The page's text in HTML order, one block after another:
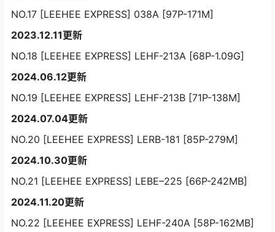
NO.17 [LEEHEE EXPRESS] 038A [97P-171M]
2023.12.11更新
NO.18 [LEEHEE EXPRESS] LEHF-213A [68P-1.09G]
2024.06.12更新
NO.19 [LEEHEE EXPRESS] LEHF-213B [71P-138M]
2024.07.04更新
NO.20 [LEEHEE EXPRESS] LERB-181 [85P-279M]
2024.10.30更新
NO.21 [LEEHEE EXPRESS] LEBE–225 [66P-242MB]
2024.11.20更新
NO.22 [LEEHEE EXPRESS] LEHF-240A [58P-162MB]